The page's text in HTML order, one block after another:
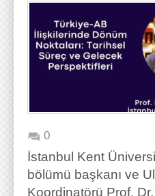
0
İstanbul Kent
bölümü başkanı ve
Koordinatörü Prof.